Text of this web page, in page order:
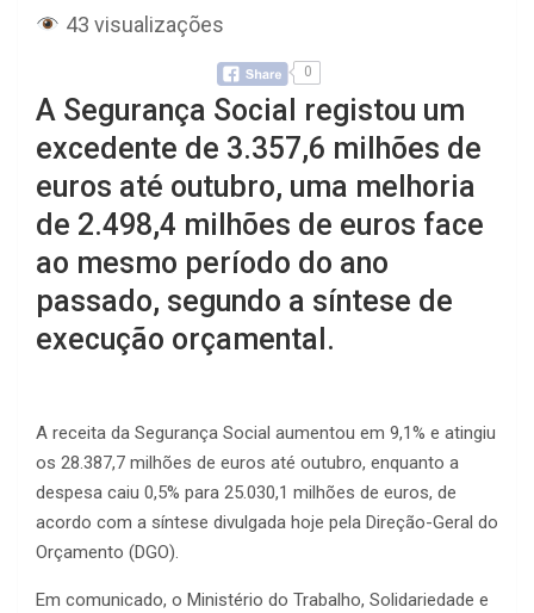
43 visualizações
0
A Segurança Social registou um
excedente de 3.357,6 milhões de
euros até outubro, uma melhoria
de 2.498,4 milhões de euros face
ao mesmo período do ano
passado, segundo a síntese de
execução orçamental.
A receita da Segurança Social aumentou em 9,1% e atingiu
os 28.387,7 milhões de euros até outubro, enquanto a
despesa caiu 0,5% para 25.030,1 milhões de euros, de
acordo com a síntese divulgada hoje pela Direção-Geral do
Orçamento (DGO).
Em comunicado, o Ministério do Trabalho, Solidariedade e